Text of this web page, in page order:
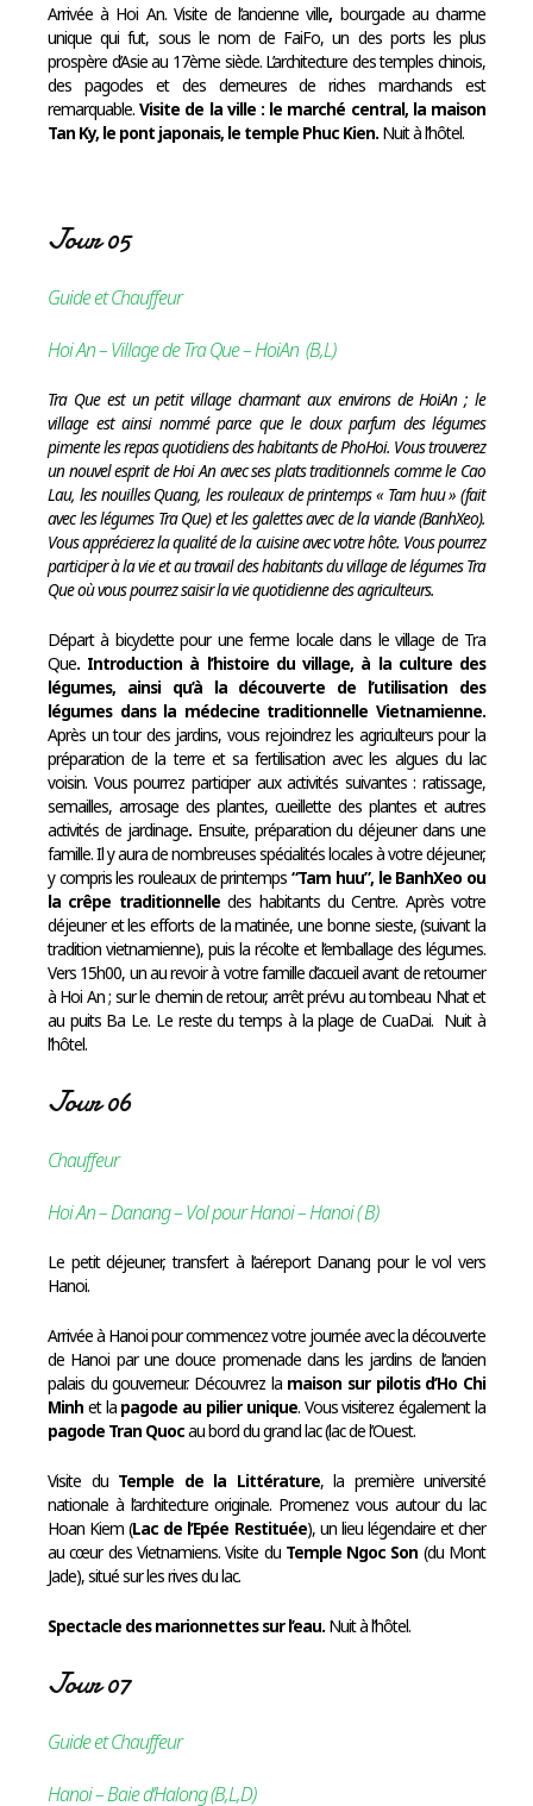
Arrivée à Hoi An. Visite de l’ancienne ville, bourgade au charme
unique qui fut, sous le nom de FaiFo, un des ports les plus
prospère d’Asie au 17ème siècle. L’architecture des temples chinois,
des pagodes et des demeures de riches marchands est
remarquable. Visite de la ville : le marché central, la maison
Tan Ky, le pont japonais, le temple Phuc Kien. Nuit à l’hôtel.
Jour 05
Guide et Chauffeur
Hoi An – Village de Tra Que – HoiAn (B,L)
Tra Que est un petit village charmant aux environs de HoiAn ; le
village est ainsi nommé parce que le doux parfum des légumes
pimente les repas quotidiens des habitants de PhoHoi. Vous trouverez
un nouvel esprit de Hoi An avec ses plats traditionnels comme le Cao
Lau, les nouilles Quang, les rouleaux de printemps « Tam huu » (fait
avec les légumes Tra Que) et les galettes avec de la viande (BanhXeo).
Vous apprécierez la qualité de la cuisine avec votre hôte. Vous pourrez
participer à la vie et au travail des habitants du village de légumes Tra
Que où vous pourrez saisir la vie quotidienne des agriculteurs.
Départ à bicyclette pour une ferme locale dans le village de Tra
Que. Introduction à l’histoire du village, à la culture des
légumes, ainsi qu’à la découverte de l’utilisation des
légumes dans la médecine traditionnelle Vietnamienne.
Après un tour des jardins, vous rejoindrez les agriculteurs pour la
préparation de la terre et sa fertilisation avec les algues du lac
voisin. Vous pourrez participer aux activités suivantes : ratissage,
semailles, arrosage des plantes, cueillette des plantes et autres
activités de jardinage. Ensuite, préparation du déjeuner dans une
famille. Il y aura de nombreuses spécialités locales à votre déjeuner,
y compris les rouleaux de printemps“Tam huu”, le BanhXeo ou
la crêpe traditionnelledes habitants du Centre. Après votre
déjeuner et les efforts de la matinée, une bonne sieste, (suivant la
tradition vietnamienne), puis la récolte et l’emballage des légumes.
Vers 15h00, un au revoir à votre famille d’accueil avant de retourner
à Hoi An ; sur le chemin de retour, arrêt prévu au tombeau Nhat et
au puits Ba Le. Le reste du temps à la plage de CuaDai. Nuit à
l’hôtel.
Jour 06
Chauffeur
Hoi An – Danang – Vol pour Hanoi – Hanoi ( B)
Le petit déjeuner, transfert à l’aéreport Danang pour le vol vers
Hanoi.
Arrivée à Hanoi pour commencez votre journée avec la découverte
de Hanoi par une douce promenade dans les jardins de l’ancien
palais du gouverneur. Découvrez la maison sur pilotis d’Ho Chi
Minh et la pagode au pilier unique. Vous visiterez également la
pagode Tran Quocau bord du grand lac (lac de l’Ouest.
Visite du Temple de la Littérature, la première université
nationale à l’architecture originale. Promenez vous autour du lac
Hoan Kiem (Lac de l’Epée Restituée), un lieu légendaire et cher
au cœur des Vietnamiens. Visite du Temple Ngoc Son (du Mont
Jade), situé sur les rives du lac.
Spectacle des marionnettes sur l’eau. Nuit à l’hôtel.
Jour 07
Guide et Chauffeur
Hanoi – Baie d’Halong (B,L,D)